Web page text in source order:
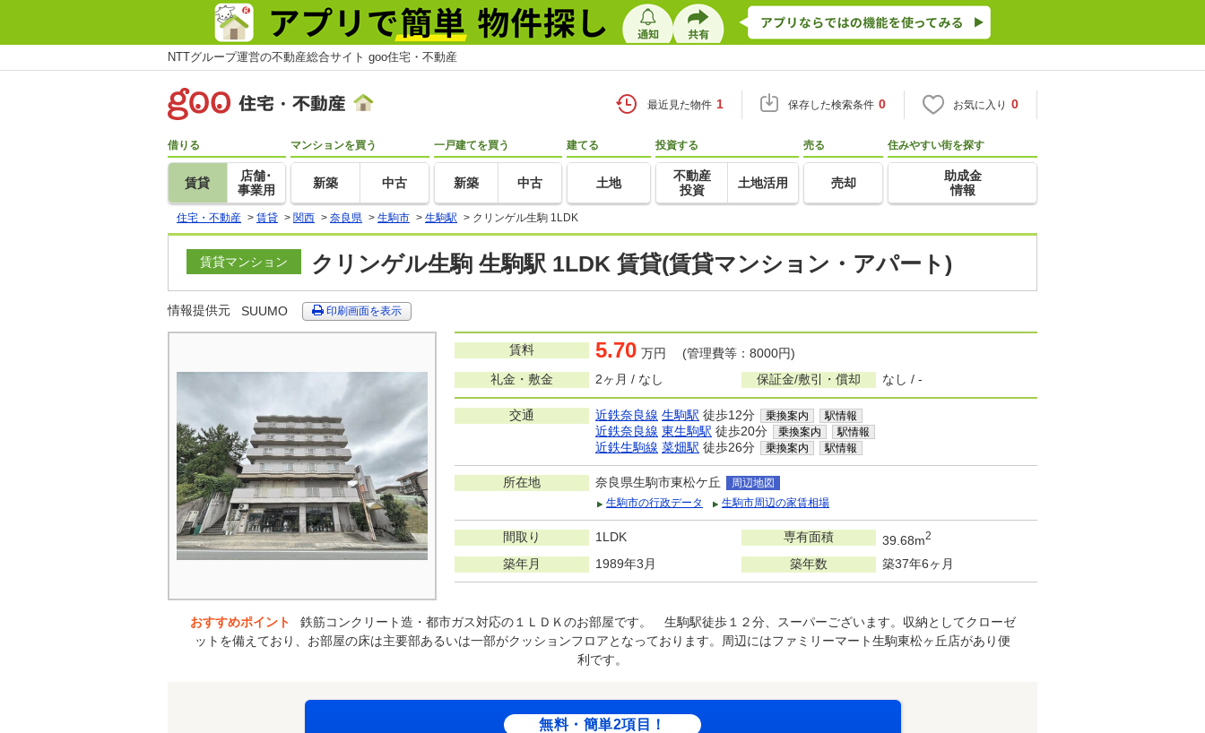
NTTグループ運営の不動産総合サイト goo住宅・不動産
最近見た物件 1 保存した検索条件 0 お気に入り 0
借りる
賃貸
店舗･
事業用
マンションを買う
新築 中古
一戸建てを買う
新築 中古
建てる
土地
投資する
不動産
投資
土地活用
売る
売却
住みやすい街を探す
助成金
情報
住宅・不動産 > 賃貸 > 関西 > 奈良県 > 生駒市 > 生駒駅 > クリンゲル生駒 1LDK
賃貸マンション クリンゲル生駒 生駒駅 1LDK 賃貸(賃貸マンション・アパート)
情報提供元 SUUMO 印刷画面を表示
賃料 5.70 万円 (管理費等：8000円)
礼金・敷金
2ヶ月 / なし 保証金/敷引・償却 なし / -
交通 近鉄奈良線 生駒駅 徒歩12分 乗換案内 駅情報
近鉄奈良線 東生駒駅 徒歩20分 乗換案内 駅情報
近鉄生駒線 菜畑駅 徒歩26分 乗換案内 駅情報
所在地 奈良県生駒市東松ケ丘
周辺地図
生駒市の行政データ
生駒市周辺の家賃相場
間取り 1LDK 専有面積 39.68m2
築年月 1989年3月 築年数 築37年6ヶ月
おすすめポイント
鉄筋コンクリート造・都市ガス対応の１ＬＤＫのお部屋です。 生駒駅徒歩１２分、スーパーございます。収納としてクローゼ
ットを備えており、お部屋の床は主要部あるいは一部がクッションフロアとなっております。周辺にはファミリーマート生駒東松ヶ丘店があり便
利です。
無料・簡単2項目！